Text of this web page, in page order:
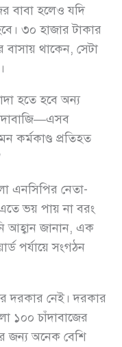
বাবা হলেও যদি
৩০ হাজার টাকার
থাকেন, সেটা
হতে হবে অন্য
কর্মকাণ্ড প্রতিহত
এনসিপির নেতা-
এতে ভয় পায় না বরং
আহ্বান জানান, এক
পর্যায়ে সংগঠন
দরকার নেই। দরকার
১০০ চাঁদাবাজের
জন্য অনেক বেশি